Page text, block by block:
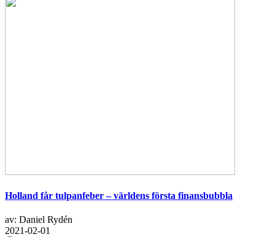
Holland får tulpanfeber – världens första finansbubbla
av: Daniel Rydén
2021-02-01